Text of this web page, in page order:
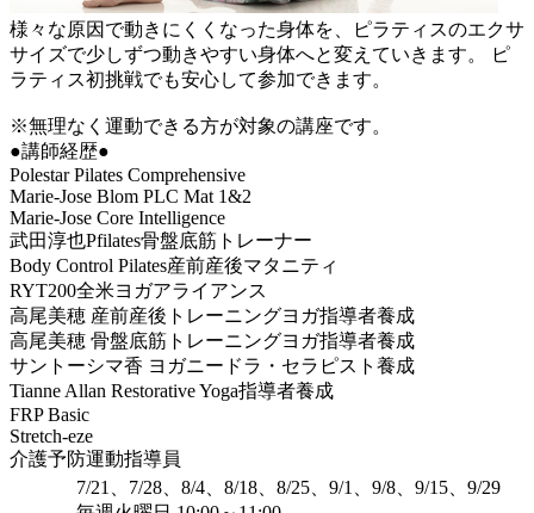
様々な原因で動きにくくなった身体を、ピラティスのエクサ
サイズで少しずつ動きやすい身体へと変えていきます。 ピ
ラティス初挑戦でも安心して参加できます。
※無理なく運動できる方が対象の講座です。
●講師経歴●
Polestar Pilates Comprehensive
Marie-Jose Blom PLC Mat 1&2
Marie-Jose Core Intelligence
武田淳也Pfilates骨盤底筋トレーナー
Body Control Pilates産前産後マタニティ
RYT200全米ヨガアライアンス
高尾美穂 産前産後トレーニングヨガ指導者養成
高尾美穂 骨盤底筋トレーニングヨガ指導者養成
サントーシマ香 ヨガニードラ・セラピスト養成
Tianne Allan Restorative Yoga指導者養成
FRP Basic
Stretch-eze
介護予防運動指導員
7/21、7/28、8/4、8/18、8/25、9/1、9/8、9/15、9/29